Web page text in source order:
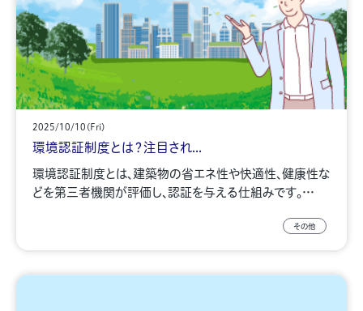
2025/10/10(Fri)
環境認証制度とは？注目され...
環境認証制度とは、建築物の省エネ性や快適性、健康性な
どを第三者機関が評価し、認証を与える仕組みです。…
その他